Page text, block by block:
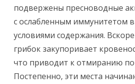
подвержены пресноводные
с ослабленным иммунитетом в
условиями содержания.
грибок закупоривает
что приводит к отмиранию
Постепенно, эти места